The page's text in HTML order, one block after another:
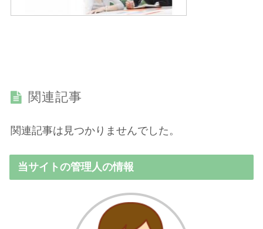
関連記事
関連記事は見つかりませんでした。
当サイトの管理人の情報